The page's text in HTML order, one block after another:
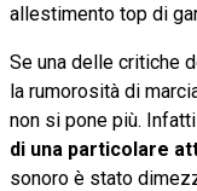
allestimento top di
Se una delle critiche
la rumorosità di
non si pone più. Infatti
di una particolare
sonoro è stato